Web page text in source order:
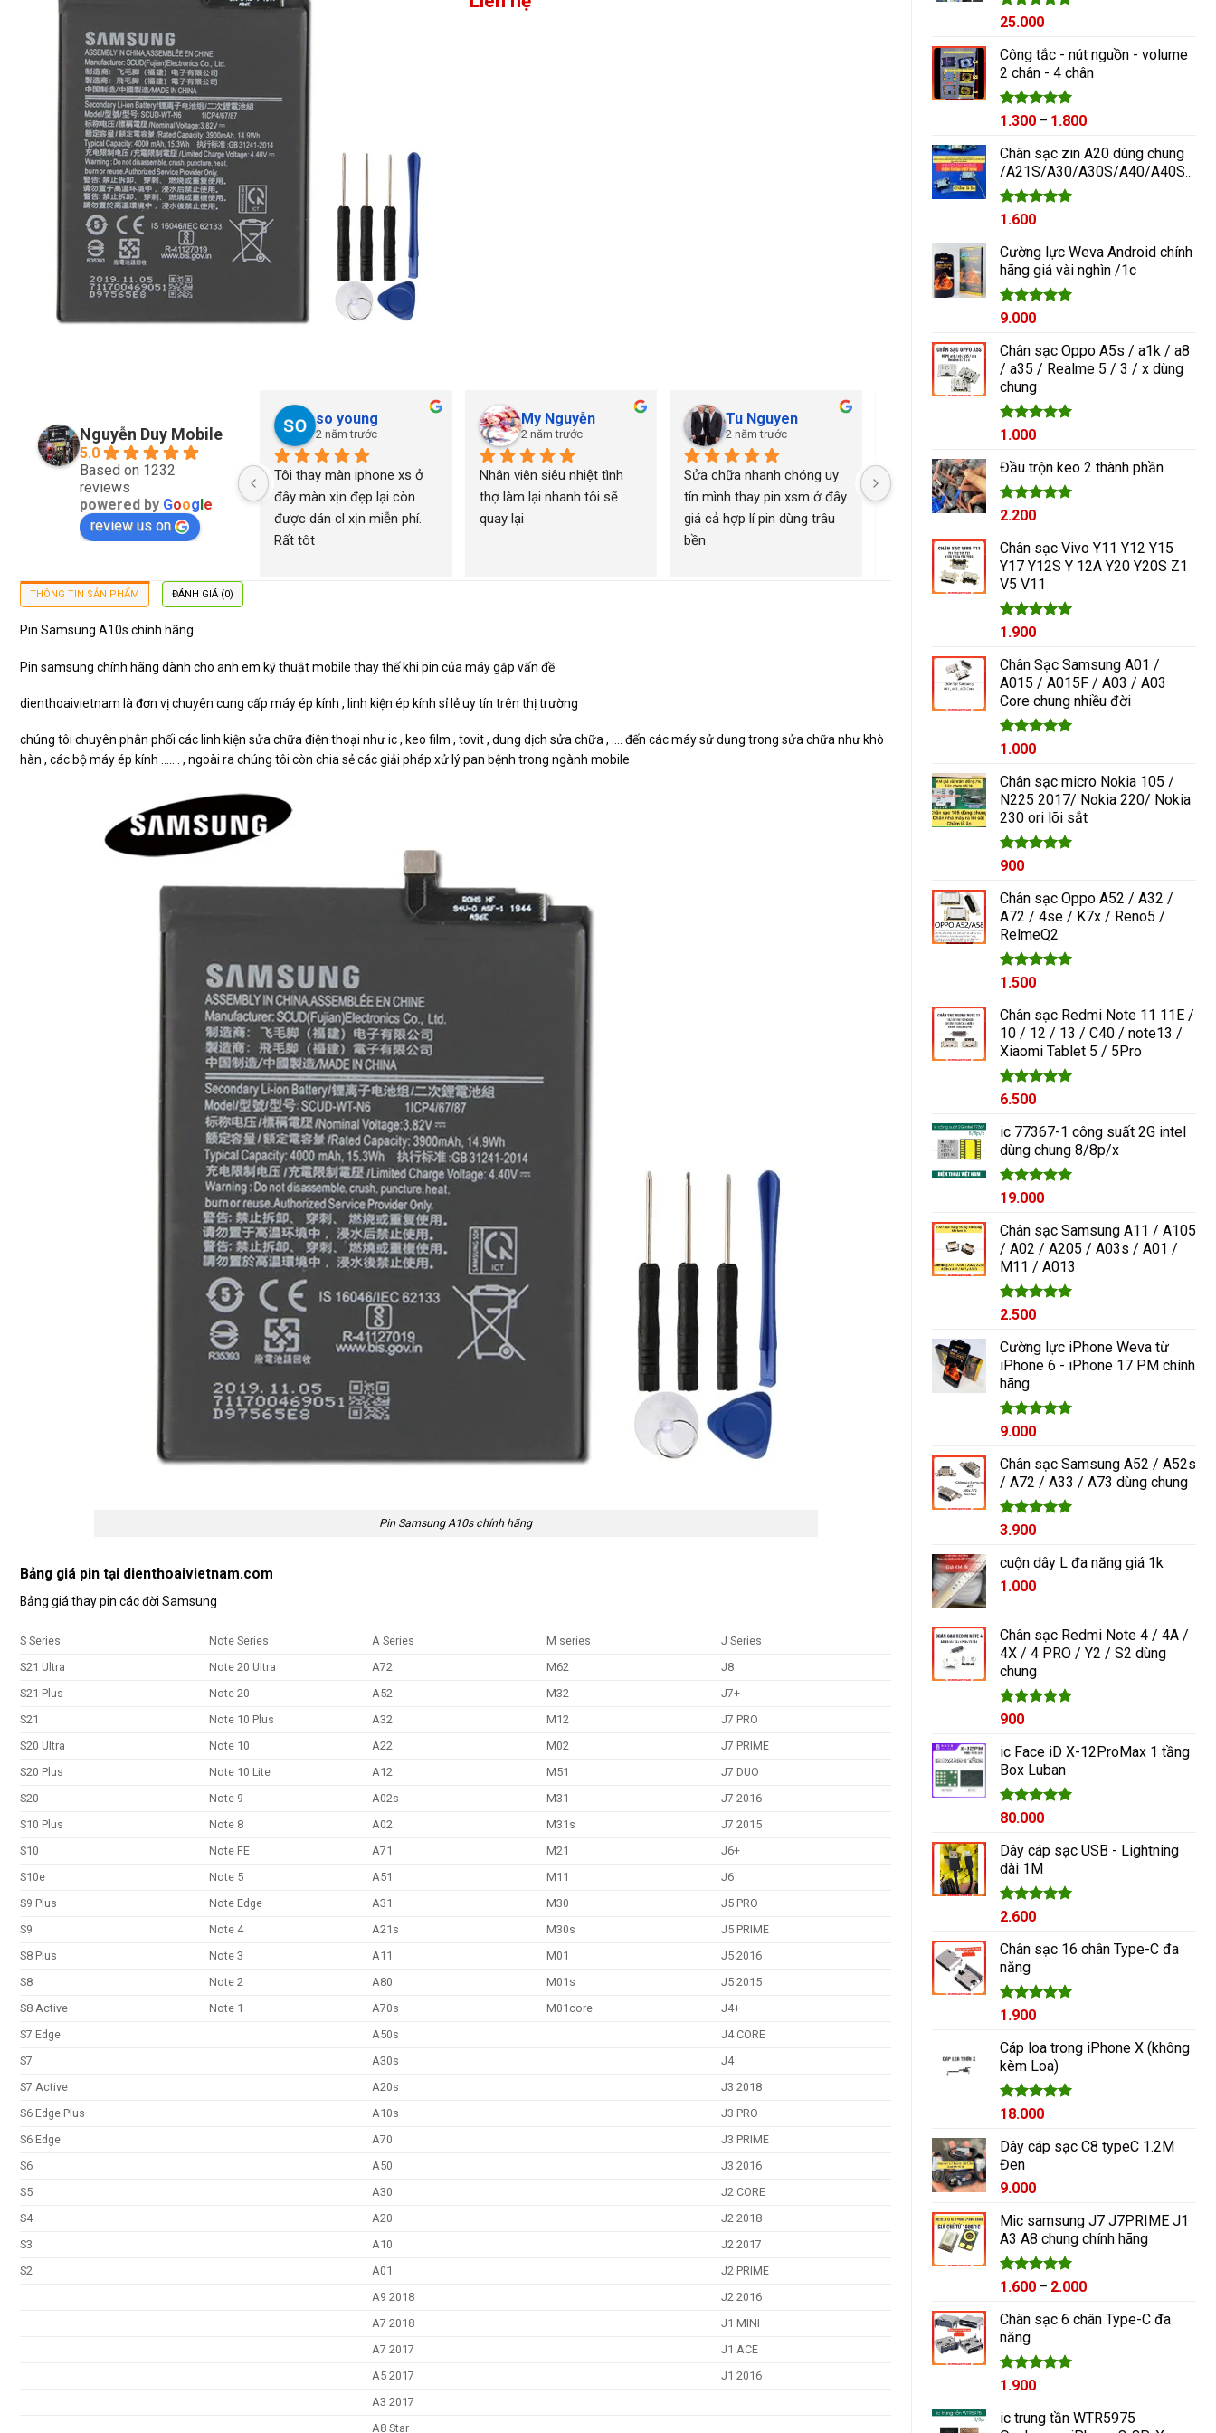
Được xếp
5 sao
25.000
Công tắc - nút nguồn - volume
2 chân - 4 chân
Được xếp
5 sao
1.300 – 1.800Khoảng
từ
1.300₫
Chân sạc zin A20 dùng chung
/A21S/A30/A30S/A40/A40S/A50/A60/A70/M10/M20
Được xếp
5 sao
1.600
Cường lực Weva Android chính
hãng giá vài nghìn /1c
Được xếp
5 sao
9.000
Chân sạc Oppo A5s / a1k / a8
/ a35 / Realme 5 / 3 / x dùng
chung
Được xếp
5 sao
1.000
Đầu trộn keo 2 thành phần
Được xếp
5 sao
2.200
Chân sạc Vivo Y11 Y12 Y15
Y17 Y12S Y 12A Y20 Y20S Z1
V5 V11
Được xếp
5 sao
1.900
Chân Sạc Samsung A01 /
A015 / A015F / A03 / A03
Core chung nhiều đời
Được xếp
5 sao
Giá
là:
1.200₫.
1.000Giá
tại
là:
1.000₫.
Chân sạc micro Nokia 105 /
N225 2017/ Nokia 220/ Nokia
230 ori lõi sắt
Được xếp
5 sao
900
Chân sạc Oppo A52 / A32 /
A72 / 4se / K7x / Reno5 /
RelmeQ2
Được xếp
5 sao
1.500
Chân sạc Redmi Note 11 11E /
10 / 12 / 13 / C40 / note13 /
Xiaomi Tablet 5 / 5Pro
Được xếp
5 sao
6.500
ic 77367-1 công suất 2G intel
dùng chung 8/8p/x
Được xếp
5 sao
19.000
Chân sạc Samsung A11 / A105
/ A02 / A205 / A03s / A01 /
M11 / A013
Được xếp
5 sao
2.500
Cường lực iPhone Weva từ
iPhone 6 - iPhone 17 PM chính
hãng
Được xếp
5 sao
9.000
Chân sạc Samsung A52 / A52s
/ A72 / A33 / A73 dùng chung
Được xếp
5 sao
3.900
cuộn dây L đa năng giá 1k
1.000
Chân sạc Redmi Note 4 / 4A /
4X / 4 PRO / Y2 / S2 dùng
chung
Được xếp
5 sao
900
ic Face iD X-12ProMax 1 tầng
Box Luban
Được xếp
5 sao
80.000
Dây cáp sạc USB - Lightning
dài 1M
Được xếp
5 sao
2.600
Chân sạc 16 chân Type-C đa
năng
Được xếp
5 sao
1.900
Cáp loa trong iPhone X (không
kèm Loa)
Được xếp
5 sao
18.000
Dây cáp sạc C8 typeC 1.2M
Đen
9.000
Mic samsung J7 J7PRIME J1
A3 A8 chung chính hãng
Được xếp
5 sao
1.600 – 2.000Khoảng
từ
Chân sạc 6 chân Type-C đa
năng
Được xếp
5 sao
1.900
ic trung tần WTR5975
Nguyễn Duy Mobile
5.0
Based on 1232
reviews
powered by Google
review us on
so young
2 năm trước
Tôi thay màn iphone xs ở
đây màn xịn đẹp lại còn
được dán cl xịn miễn phí.
Rất tôt
My Nguyễn
2 năm trước
Nhân viên siêu nhiệt tình
thợ làm lại nhanh tôi sẽ
quay lại
Tu Nguyen
2 năm trước
Sửa chữa nhanh chóng uy
tín mình thay pin xsm ở đây
giá cả hợp lí pin dùng trâu
bền
Nguyễn Duy sửa chữa rất
tốt giá hợp lí rẻ so với mặt
bằng chung. Uy tín
Có con máy 8pl nát
ngayyy. Đẹp lắm
THÔNG TIN SẢN PHẨM ĐÁNH GIÁ (0)
Pin Samsung A10s chính hãng
Pin samsung chính hãng dành cho anh em kỹ thuật mobile thay thế khi pin của máy gặp vấn đề
dienthoaivietnam là đơn vị chuyên cung cấp máy ép kính , linh kiện ép kính sỉ lẻ uy tín trên thị trường
chúng tôi chuyên phân phối các linh kiện sửa chữa điện thoại như ic , keo film , tovit , dung dịch sửa chữa , …. đến các máy sử dụng trong sửa chữa như khò
hàn , các bộ máy ép kính ……. , ngoài ra chúng tôi còn chia sẻ các giải pháp xử lý pan bệnh trong ngành mobile
Pin Samsung A10s chính hãng
Bảng giá pin tại dienthoaivietnam.com
Bảng giá thay pin các đời Samsung
S Series Note Series A Series M series
J Series
S21 Ultra
Note 20 Ultra A72 M62
J8
S21 Plus
Note 20 A52 M32
J7+
S21
Note 10 Plus A32 M12
J7 PRO
S20 Ultra
Note 10 A22 M02
J7 PRIME
S20 Plus
Note 10 Lite A12 M51
J7 DUO
S20
Note 9 A02s M31
J7 2016
S10 Plus
Note 8 A02 M31s
J7 2015
S10
Note FE A71 M21
J6+
S10e
Note 5 A51 M11
J6
S9 Plus
Note Edge A31 M30
J5 PRO
S9
Note 4 A21s M30s
J5 PRIME
S8 Plus
Note 3 A11 M01
J5 2016
S8
Note 2 A80 M01s
J5 2015
S8 Active
Note 1 A70s M01core
J4+
S7 Edge
A50s
J4 CORE
S7
A30s
J4
S7 Active
A20s
J3 2018
S6 Edge Plus
A10s
J3 PRO
S6 Edge
A70
J3 PRIME
S6
A50
J3 2016
S5
A30
J2 CORE
S4
A20
J2 2018
S3
A10
J2 2017
S2
A01
J2 PRIME
A9 2018
J2 2016
A7 2018
J1 MINI
A7 2017
J1 ACE
A5 2017
J1 2016
A3 2017
A8 Star